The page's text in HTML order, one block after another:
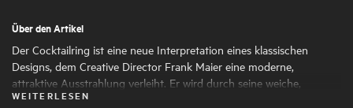
Über den Artikel
Der Cocktailring ist eine neue Interpretation eines klassischen
Designs, dem Creative Director Frank Maier eine moderne,
attraktive Ausstrahlung verleiht. Er wird durch seine weiche,
anschmiegsame Haptik zu einem perfekten Begleiter, dessen
WEITERLESEN